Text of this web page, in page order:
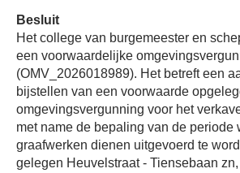
Besluit
Het college van burgemeester en
een voorwaardelijke
(OMV_2026018989). Het betreft een
bijstellen van een voorwaarde
omgevingsvergunning voor het
met name de bepaling van de periode
graafwerken dienen uitgevoerd te
gelegen Heuvelstraat - Tiensebaan zn,